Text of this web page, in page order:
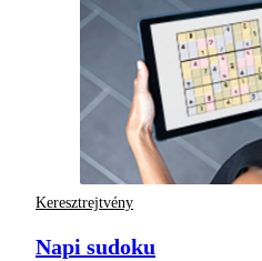
Keresztrejtvény
Napi sudoku